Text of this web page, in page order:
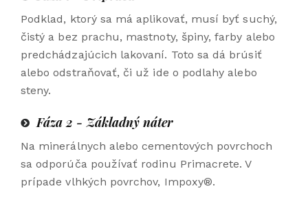
Podklad, ktorý sa má aplikovať, musí byť suchý,
čistý a bez prachu, mastnoty, špiny, farby alebo
predchádzajúcich lakovaní. Toto sa dá brúsiť
alebo odstraňovať, či už ide o podlahy alebo
steny.
Fáza 2 - Základný náter
Na minerálnych alebo cementových povrchoch
sa odporúča používať rodinu Primacrete. V
prípade vlhkých povrchov, Impoxy®.